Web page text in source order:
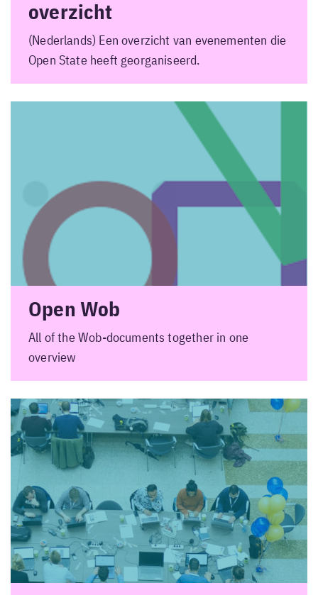
overzicht
(Nederlands) Een overzicht van evenementen die
Open State heeft georganiseerd.
Open Wob
All of the Wob-documents together in one
overview